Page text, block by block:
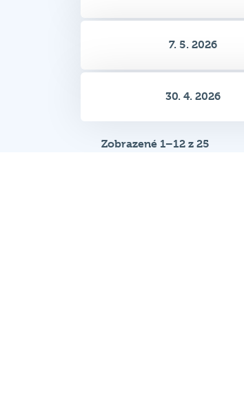
7. 5. 2026
30. 4. 2026
Zobrazené 1–12 z 25